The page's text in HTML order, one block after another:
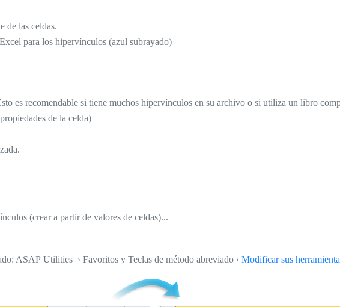
de las celdas.
para los hipervínculos (azul subrayado)
es recomendable si tiene muchos hipervínculos en su archivo o si utiliza un libro
de la celda)
(crear a partir de valores de celdas)...
ASAP Utilities › Favoritos y Teclas de método abreviado › Modificar sus